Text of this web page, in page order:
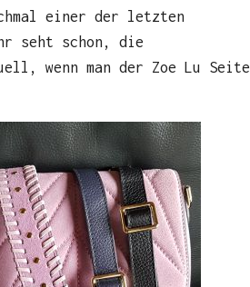
einer der letzten
seht schon, die
wenn man der Zoe Lu Seite